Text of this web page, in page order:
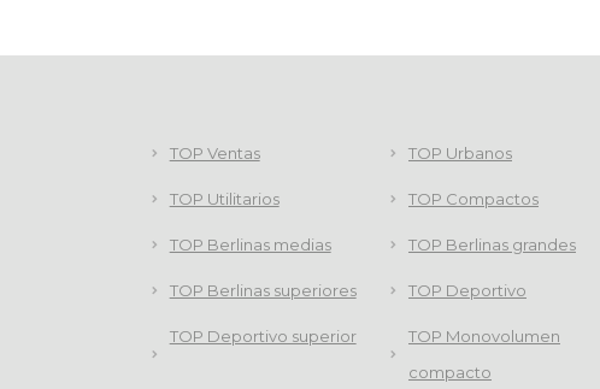
TOP Ventas TOP Urbanos
TOP Utilitarios TOP Compactos
TOP Berlinas medias TOP Berlinas grandes
TOP Berlinas superiores TOP Deportivo
TOP Deportivo superior
TOP Monovolumen
compacto